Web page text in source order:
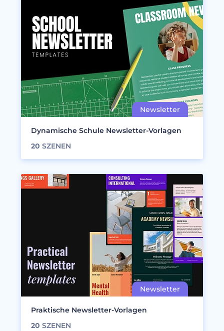
Dynamische Schule Newsletter-Vorlagen
20 SZENEN
Praktische Newsletter-Vorlagen
20 SZENEN